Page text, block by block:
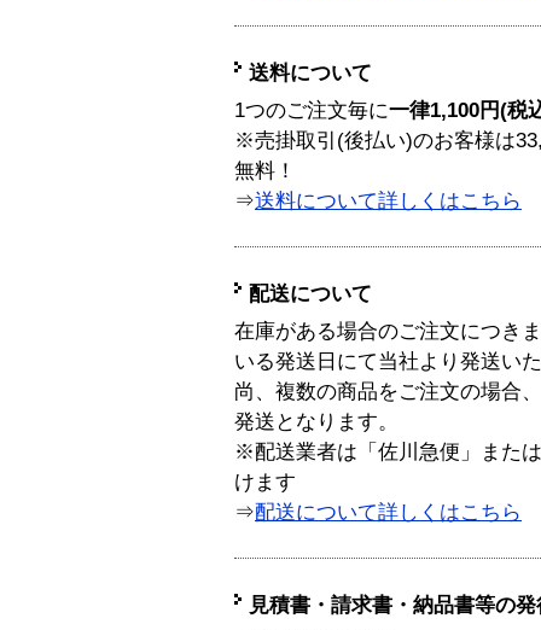
送料について
1つのご注文毎に一律1,100円(税
※売掛取引(後払い)のお客様は
無料！
⇒送料について詳しくはこちら
配送について
在庫がある場合のご注文につき
いる発送日にて当社より発送い
尚、複数の商品をご注文の場合
発送となります。
※配送業者は「佐川急便」また
けます
⇒配送について詳しくはこちら
見積書・請求書・納品書等の